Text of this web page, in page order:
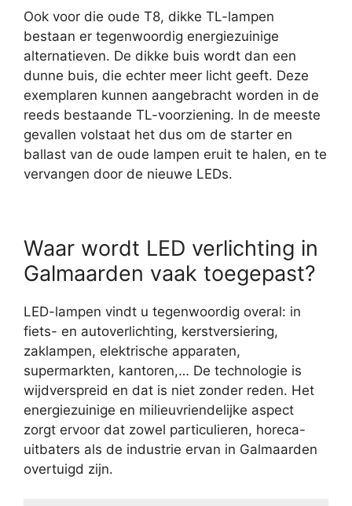
Ook voor die oude T8, dikke TL-lampen
bestaan er tegenwoordig energiezuinige
alternatieven. De dikke buis wordt dan een
dunne buis, die echter meer licht geeft. Deze
exemplaren kunnen aangebracht worden in de
reeds bestaande TL-voorziening. In de meeste
gevallen volstaat het dus om de starter en
ballast van de oude lampen eruit te halen, en te
vervangen door de nieuwe LEDs.
Waar wordt LED verlichting in
Galmaarden vaak toegepast?
LED-lampen vindt u tegenwoordig overal: in
fiets- en autoverlichting, kerstversiering,
zaklampen, elektrische apparaten,
supermarkten, kantoren,… De technologie is
wijdverspreid en dat is niet zonder reden. Het
energiezuinige en milieuvriendelijke aspect
zorgt ervoor dat zowel particulieren, horeca-
uitbaters als de industrie ervan in Galmaarden
overtuigd zijn.